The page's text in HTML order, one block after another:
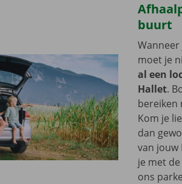
buurt
moet je
al een
Hallet.
bereiken
Kom je
dan
van jouw
je met
ons